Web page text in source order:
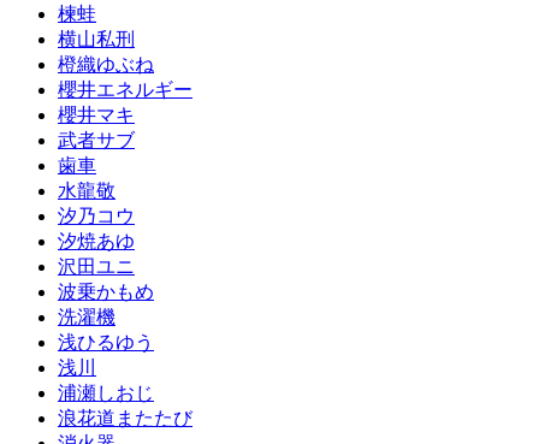
楝蛙
横山私刑
橙織ゆぶね
櫻井エネルギー
櫻井マキ
武者サブ
歯車
水龍敬
汐乃コウ
汐焼あゆ
沢田ユニ
波乗かもめ
洗濯機
浅ひるゆう
浅川
浦瀬しおじ
浪花道またたび